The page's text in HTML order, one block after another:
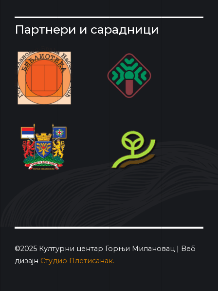
Партнери и сарадници
©2025 Културни центар Горњи Милановац | Веб
дизајн Студио Плетисанак.